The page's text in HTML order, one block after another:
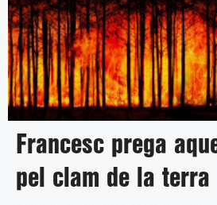
Francesc prega
pel clam de la terra